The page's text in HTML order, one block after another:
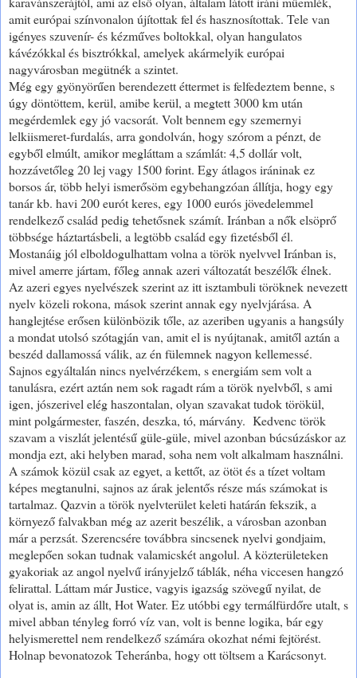
amit európai színvonalon újítottak fel és hasznosítottak. Tele van
igényes szuvenír- és kézműves boltokkal, olyan hangulatos
kávézókkal és bisztrókkal, amelyek akármelyik európai
nagyvárosban megütnék a szintet.
Még egy gyönyörűen berendezett éttermet is felfedeztem benne, s
úgy döntöttem, kerül, amibe kerül, a megtett 3000 km után
megérdemlek egy jó vacsorát. Volt bennem egy szemernyi
lelkiismeret-furdalás, arra gondolván, hogy szórom a pénzt, de
egyből elmúlt, amikor megláttam a számlát: 4,5 dollár volt,
hozzávetőleg 20 lej vagy 1500 forint. Egy átlagos iráninak ez
borsos ár, több helyi ismerősöm egybehangzóan állítja, hogy egy
tanár kb. havi 200 eurót keres, egy 1000 eurós jövedelemmel
rendelkező család pedig tehetősnek számít. Iránban a nők elsöprő
többsége háztartásbeli, a legtöbb család egy fizetésből él.
Mostanáig jól elboldogulhattam volna a török nyelvvel Iránban is,
mivel amerre jártam, főleg annak azeri változatát beszélők élnek.
Az azeri egyes nyelvészek szerint az itt isztambuli töröknek nevezett
nyelv közeli rokona, mások szerint annak egy nyelvjárása. A
hanglejtése erősen különbözik tőle, az azeriben ugyanis a hangsúly
a mondat utolsó szótagján van, amit el is nyújtanak, amitől aztán a
beszéd dallamossá válik, az én fülemnek nagyon kellemessé.
Sajnos egyáltalán nincs nyelvérzékem, s energiám sem volt a
tanulásra, ezért aztán nem sok ragadt rám a török nyelvből, s ami
igen, jószerivel elég haszontalan, olyan szavakat tudok törökül,
mint polgármester, faszén, deszka, tó, márvány. Kedvenc török
szavam a viszlát jelentésű güle-güle, mivel azonban búcsúzáskor az
mondja ezt, aki helyben marad, soha nem volt alkalmam használni.
A számok közül csak az egyet, a kettőt, az ötöt és a tízet voltam
képes megtanulni, sajnos az árak jelentős része más számokat is
tartalmaz. Qazvin a török nyelvterület keleti határán fekszik, a
környező falvakban még az azerit beszélik, a városban azonban
már a perzsát. Szerencsére továbbra sincsenek nyelvi gondjaim,
meglepően sokan tudnak valamicskét angolul. A közterületeken
gyakoriak az angol nyelvű irányjelző táblák, néha viccesen hangzó
felirattal. Láttam már Justice, vagyis igazság szövegű nyilat, de
olyat is, amin az állt, Hot Water. Ez utóbbi egy termálfürdőre utalt, s
mivel abban tényleg forró víz van, volt is benne logika, bár egy
helyismerettel nem rendelkező számára okozhat némi fejtörést.
Holnap bevonatozok Teheránba, hogy ott töltsem a Karácsonyt.